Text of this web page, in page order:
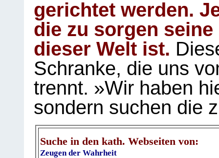
gerichtet werden.
die zu sorgen
dieser Welt ist.
Schranke, die uns
trennt. »Wir haben
sondern suchen die
Suche in den kath. Webseiten von:
Zeugen der Wahrheit